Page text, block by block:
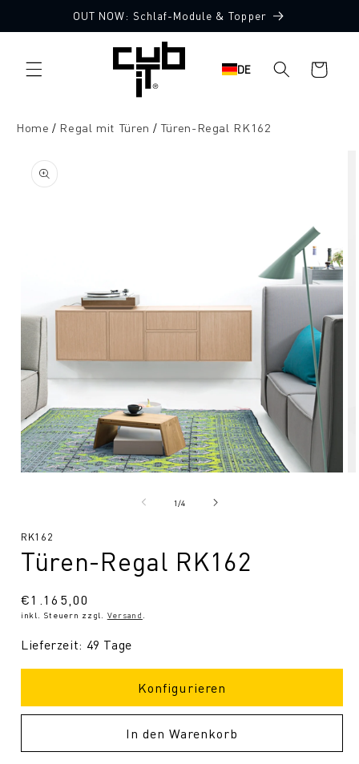
Inhalt
OUT NOW: Schlaf-Module & Topper
DE Warenkorb
Home Regal mit Türen Türen-Regal RK162
1/von
4
SKU:
RK162
Türen-Regal RK162
Normaler
Preis
€1.165,00
inkl. Steuern zzgl. Versand
Lieferzeit: 49 Tage
Konfigurieren
In den Warenkorb